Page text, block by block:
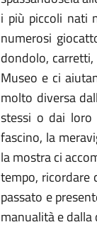
i più piccoli nati
numerosi
dondolo,
Museo e ci
molto diversa
stessi o dai loro
fascino, la
la mostra ci
tempo, ricordare
passato e
manualità e dalla